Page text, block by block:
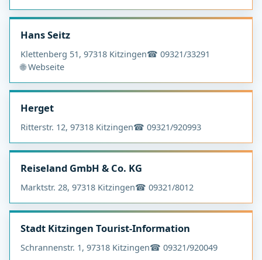
Hans Seitz
Klettenberg 51, 97318 Kitzingen☎ 09321/33291
🌐 Webseite
Herget
Ritterstr. 12, 97318 Kitzingen☎ 09321/920993
Reiseland GmbH & Co. KG
Marktstr. 28, 97318 Kitzingen☎ 09321/8012
Stadt Kitzingen Tourist-Information
Schrannenstr. 1, 97318 Kitzingen☎ 09321/920049